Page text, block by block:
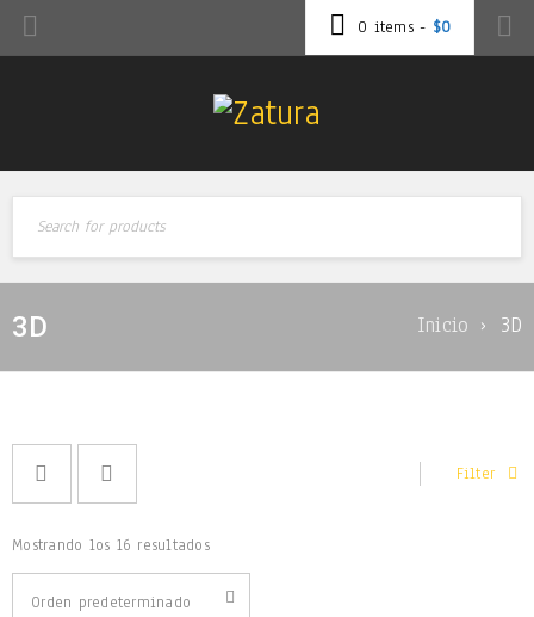
0 items - $0
3D Inicio › 3D
Filter
Mostrando los 16 resultados
Orden predeterminado